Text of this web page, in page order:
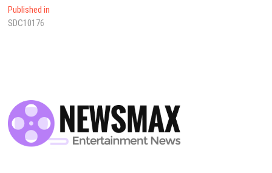
Yazı
dolaşımı
Published in
SDC10176